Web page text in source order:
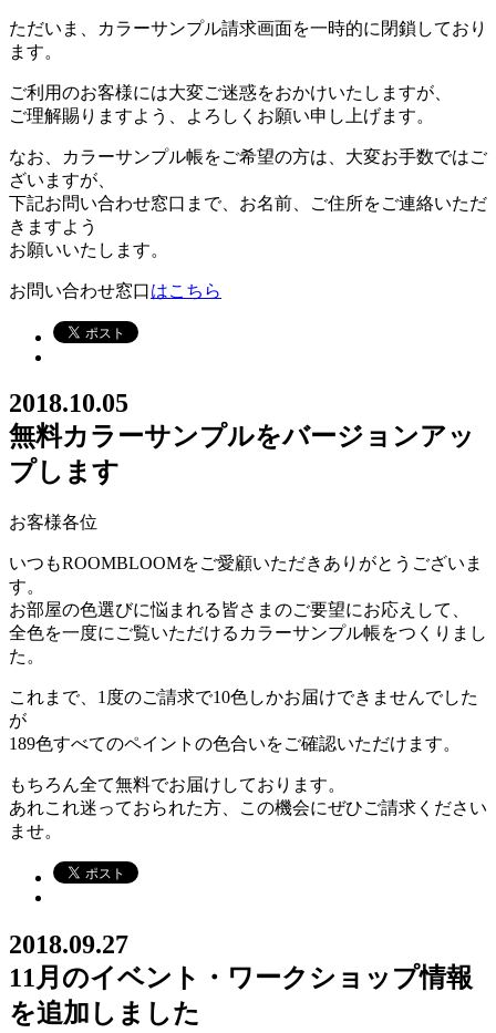
ただいま、カラーサンプル請求画面を一時的に閉鎖しており
ます。
ご利用のお客様には大変ご迷惑をおかけいたしますが、
ご理解賜りますよう、よろしくお願い申し上げます。
なお、カラーサンプル帳をご希望の方は、大変お手数ではご
ざいますが、
下記お問い合わせ窓口まで、お名前、ご住所をご連絡いただ
きますよう
お願いいたします。
お問い合わせ窓口はこちら
2018.10.05
無料カラーサンプルをバージョンアッ
プします
お客様各位
いつもROOMBLOOMをご愛顧いただきありがとうございま
す。
お部屋の色選びに悩まれる皆さまのご要望にお応えして、
全色を一度にご覧いただけるカラーサンプル帳をつくりまし
た。
これまで、1度のご請求で10色しかお届けできませんでした
が
189色すべてのペイントの色合いをご確認いただけます。
もちろん全て無料でお届けしております。
あれこれ迷っておられた方、この機会にぜひご請求ください
ませ。
2018.09.27
11月のイベント・ワークショップ情報
を追加しました